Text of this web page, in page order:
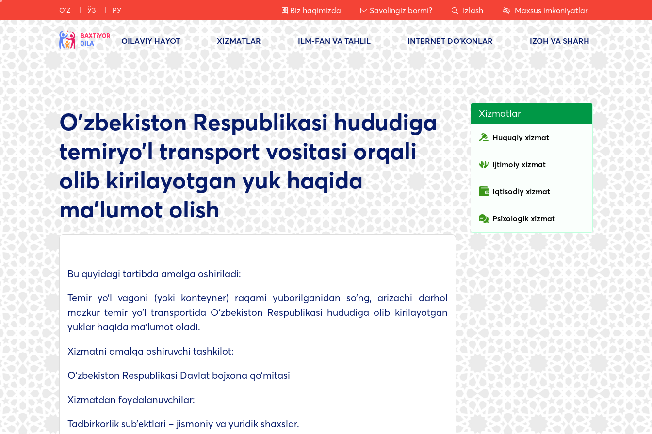
OʻZ ЎЗ РУ Biz haqimizda Savolingiz bormi? Izlash Maxsus imkoniyatlar
OILAVIY HAYOT XIZMATLAR ILM-FAN VA TAHLIL INTERNET DO'KONLAR IZOH VA SHARH
O’zbekiston Respublikasi hududiga
temiryo’l transport vositasi orqali
olib kirilayotgan yuk haqida
ma’lumot olish
Bu quyidagi tartibda amalga oshiriladi:
Temir yo’l vagoni (yoki konteyner) raqami yuborilganidan so’ng, arizachi darhol
mazkur temir yo’l transportida O’zbekiston Respublikasi hududiga olib kirilayotgan
yuklar haqida ma’lumot oladi.
Xizmatni amalga oshiruvchi tashkilot:
O’zbekiston Respublikasi Davlat bojxona qo’mitasi
Xizmatdan foydalanuvchilar:
Tadbirkorlik sub’ektlari – jismoniy va yuridik shaxslar.
Xizmatlar
Huquqiy xizmat
Ijtimoiy xizmat
Iqtisodiy xizmat
Psixologik xizmat